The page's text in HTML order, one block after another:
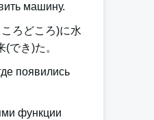
машину.
ろどころ)に水
でき)た。
появились
функции